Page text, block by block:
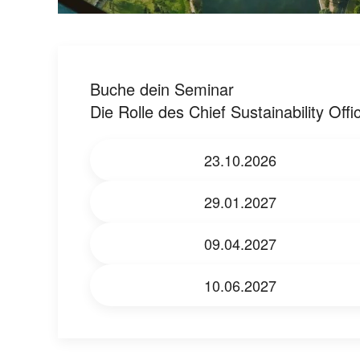
Buche dein Seminar
Die Rolle des Chief Sustainability
23.10.2026
29.01.2027
09.04.2027
10.06.2027